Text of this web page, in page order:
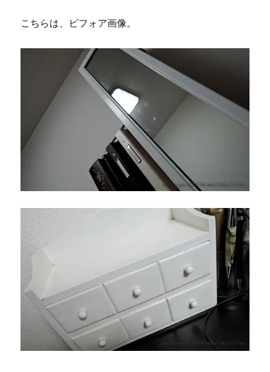
こちらは、ビフォア画像。